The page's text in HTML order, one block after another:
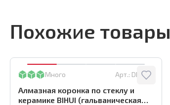
Похожие товары
Много Арт.: DBW35
Алмазная коронка по стеклу и
керамике BIHUI (гальваническая